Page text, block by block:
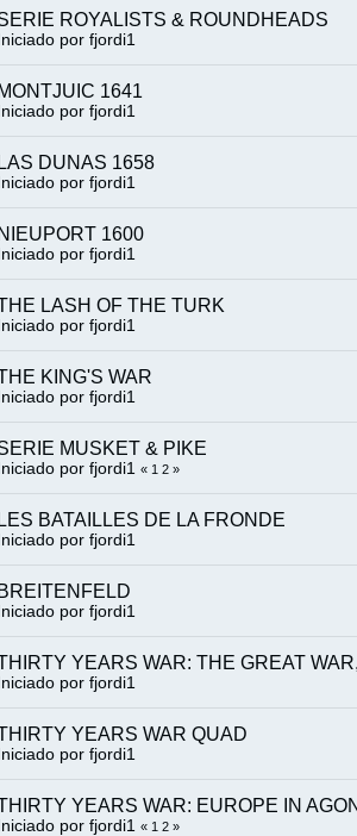
ROYALISTS & ROUNDHEADS
Iniciado por fjordi1
MONTJUIC 1641
Iniciado por fjordi1
LAS DUNAS 1658
Iniciado por fjordi1
NIEUPORT 1600
Iniciado por fjordi1
LASH OF THE TURK
Iniciado por fjordi1
KING'S WAR
Iniciado por fjordi1
MUSKET & PIKE
Iniciado por fjordi1 « 1 2 »
LES BATAILLES DE LA FRONDE
Iniciado por fjordi1
BREITENFELD
Iniciado por fjordi1
YEARS WAR: THE GREAT
Iniciado por fjordi1
YEARS WAR QUAD
Iniciado por fjordi1
YEARS WAR: EUROPE IN
Iniciado por fjordi1 « 1 2 »